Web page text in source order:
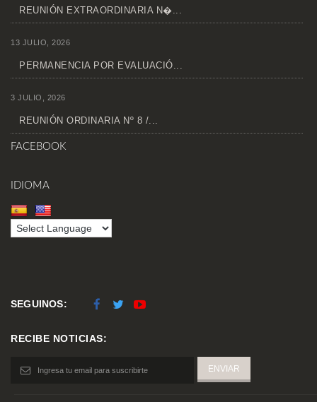
REUNIÓN EXTRAORDINARIA N�...
13 JULIO, 2026
PERMANENCIA POR EVALUACIÓ...
3 JULIO, 2026
REUNIÓN ORDINARIA Nº 8 /...
FACEBOOK
IDIOMA
SEGUINOS:
RECIBE NOTICIAS: